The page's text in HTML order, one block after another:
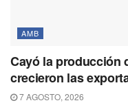
AMB
Cayó la producción
crecieron las
7 AGOSTO, 2026